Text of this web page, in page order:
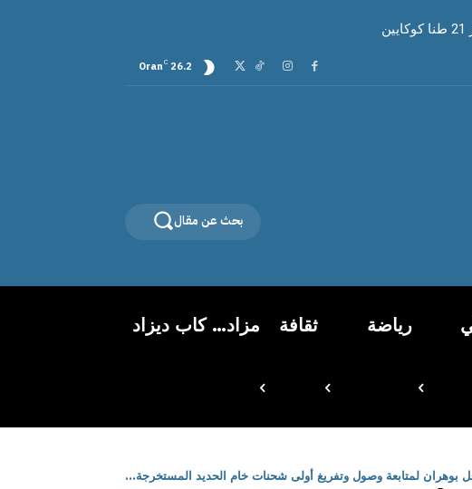
26.2
C
Oran
بحث عن مقال
رياضة ثقافة مزاد… كاب ديزاد
بوهران لمتابعة وصول وتفريغ أولى شحنات خام الحديد المستخرجة...